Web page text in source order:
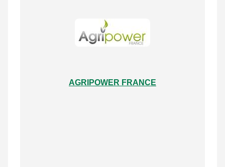
AGRIPOWER FRANCE